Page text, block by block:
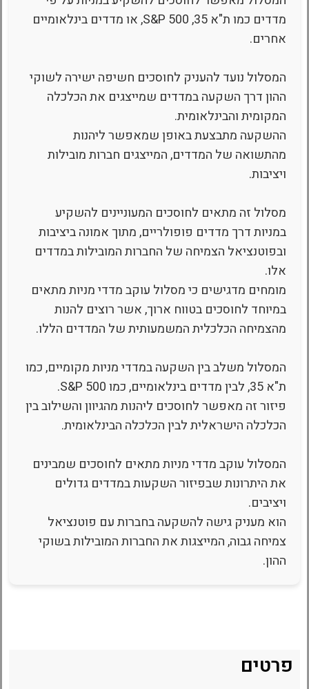
מדדים כמו ת"א 35, S&P 500, או מדדים בינלאומיים
אחרים.
המסלול נועד להעניק לחוסכים חשיפה ישירה לשוקי
ההון דרך השקעה במדדים שמייצגים את הכלכלה
המקומית והבינלאומית.
ההשקעה מתבצעת באופן שמאפשר ליהנות
מהתשואה של המדדים, המייצגים חברות מובילות
ויציבות.
מסלול זה מתאים לחוסכים המעוניינים להשקיע
במניות דרך מדדים פופולריים, מתוך אמונה ביציבות
ובפוטנציאל הצמיחה של החברות המובילות במדדים
אלו.
מומחים מדגישים כי מסלול עוקב מדדי מניות מתאים
במיוחד לחוסכים בטווח ארוך, אשר רוצים להנות
מהצמיחה הכלכלית המשמעותית של המדדים הללו.
המסלול משלב בין השקעה במדדי מניות מקומיים, כמו
ת"א 35, לבין מדדים בינלאומיים, כמו S&P 500.
פיזור זה מאפשר לחוסכים ליהנות מהגיוון והשילוב בין
הכלכלה הישראלית לבין הכלכלה הבינלאומית.
המסלול עוקב מדדי מניות מתאים לחוסכים שמבינים
את היתרונות שבפיזור השקעות במדדים גדולים
ויציבים.
הוא מעניק גישה להשקעה בחברות עם פוטנציאל
צמיחה גבוה, המייצגות את החברות המובילות בשוקי
ההון.
פרטים